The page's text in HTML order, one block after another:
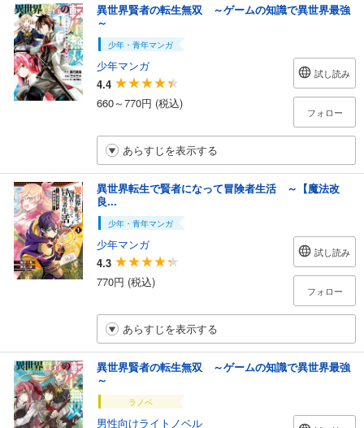
異世界賢者の転生無双 ～ゲームの知識で異世界最強
～
少年・青年マンガ
少年マンガ
4.4
660～770円 (税込)
試し読み
フォロー
あらすじを表示する
異世界転生で賢者になって冒険者生活 ～【魔法改
良...
少年・青年マンガ
少年マンガ
4.3
770円 (税込)
試し読み
フォロー
あらすじを表示する
異世界賢者の転生無双 ～ゲームの知識で異世界最強
～
ラノベ
男性向けライトノベル